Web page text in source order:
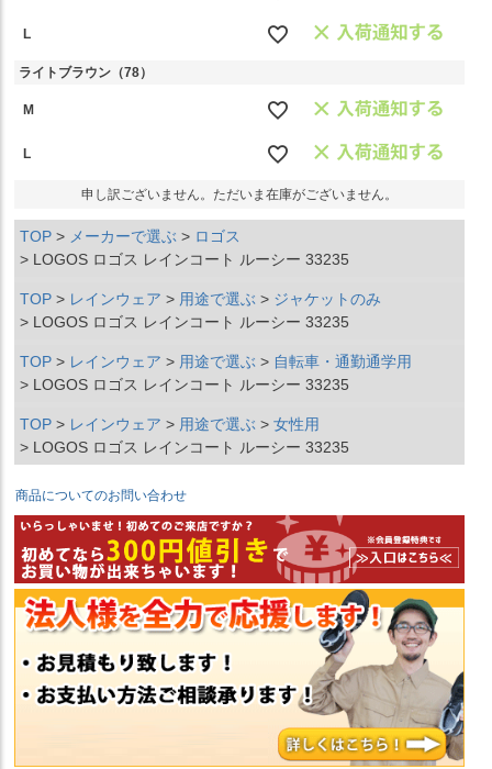
L
ライトブラウン（78）
M
L
申し訳ございません。ただいま在庫がございません。
TOP メーカーで選ぶ
ロゴス
LOGOS ロゴス レインコート ルーシー 33235
TOP レインウェア 用途で選ぶ
ジャケットのみ
LOGOS ロゴス レインコート ルーシー 33235
TOP レインウェア 用途で選ぶ
自転車・通勤通学用
LOGOS ロゴス レインコート ルーシー 33235
TOP レインウェア 用途で選ぶ
女性用
LOGOS ロゴス レインコート ルーシー 33235
商品についてのお問い合わせ